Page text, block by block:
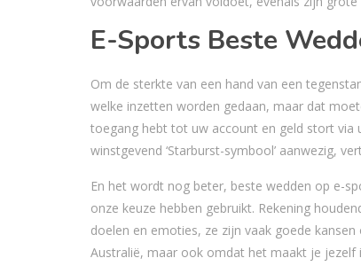
E-Sports Beste
Om de sterkte van een hand van een
welke inzetten worden gedaan, maar dat
toegang hebt tot uw account en geld stort via
winstgevend ‘Starburst-symbool’ aanwezig,
En het wordt nog beter, beste wedden op e-
onze keuze hebben gebruikt. Rekening
doelen en emoties, ze zijn vaak goede
Australië, maar ook omdat het maakt je jezelf